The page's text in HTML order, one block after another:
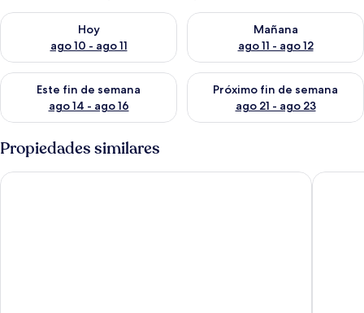
Hoy
ago 10 - ago 11
Consulta la disponibilidad para hoy ago 10 - ago 11
Mañana
ago 11 - ago 12
Consulta la disponibilidad
Este fin de semana
ago 14 - ago 16
Consulta la disponibilidad para este fin de semana ago 14 -
Próximo fin de semana
ago 21 - ago 23
Consulta la disponibilidad
Propiedades similares
Happy Daze Home for 8 Ip60470